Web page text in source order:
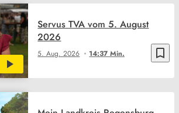
bookmark_border
5. Aug. 2026 14:37 Min.
Servus TVA vom 5. August
2026